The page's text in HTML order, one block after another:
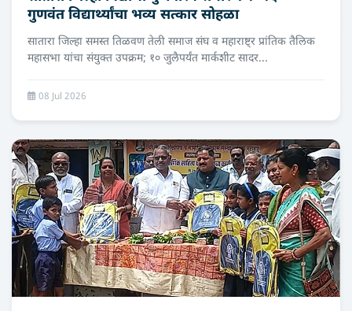
गुणवंत विद्यार्थ्यांचा भव्य सत्कार सोहळा
सातारा जिल्हा समस्त तिळवण तेली समाज संघ व महाराष्ट्र प्रांतिक तैलिक
महासभा यांचा संयुक्त उपक्रम; १० जुलैपर्यंत मार्कशीट सादर...
08 Jul 2026